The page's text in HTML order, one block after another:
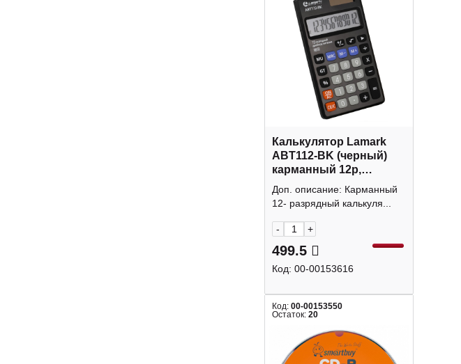
Калькулятор Lamark
ABT112-BK (черный)
карманный 12р,
крышка
Доп. описание: Карманный
12- разрядный калькуля...
- +
499.5
Код: 00-00153616
Код: 00-00153550
Остаток: 20